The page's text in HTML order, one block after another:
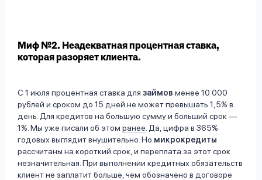
Миф №2. Неадекватная процентная ставка,
которая разоряет клиента.
С 1 июля процентная ставка для займов менее 10 000
рублей и сроком до 15 дней не может превышать 1,5% в
день. Для кредитов на большую сумму и больший срок —
1%. Мы уже писали об этом ранее . Да, цифра в 365%
годовых выглядит внушительно. Но микрокредиты
рассчитаны на короткий срок, и переплата за этот срок
незначительная. При выполнении кредитных обязательств
клиент не заплатит больше, чем обозначено в договоре